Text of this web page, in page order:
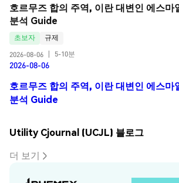
호르무즈 합의 주역, 이란 대변인 에스마
분석 Guide
초보자
규제
2026-08-06
5-10분
2026-08-06
호르무즈 합의 주역, 이란 대변인 에스마
분석 Guide
Utility Cjournal (UCJL) 블로그
더 보기